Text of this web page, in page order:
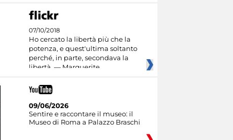
07/10/2018
Ho cercato la libertà più che la
potenza, e quest'ultima soltanto
perché, in parte, secondava la
libertà. — Marguerite
09/06/2026
Sentire e raccontare il museo: il
Museo di Roma a Palazzo Braschi